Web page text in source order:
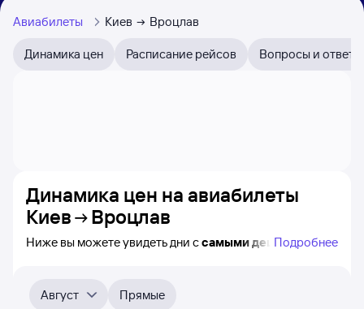
Авиабилеты Киев Вроцлав
Динамика цен Расписание рейсов Вопросы и ответы
Динамика цен на авиабилеты
Киев
Вроцлав
Ниже вы можете увидеть дни ссамыми дешёвыми
на ближайшие месяцы. Выберите день, перейдите
по клику к поиску билетов на самолёт и получению
Подробнее
Август
Прямые